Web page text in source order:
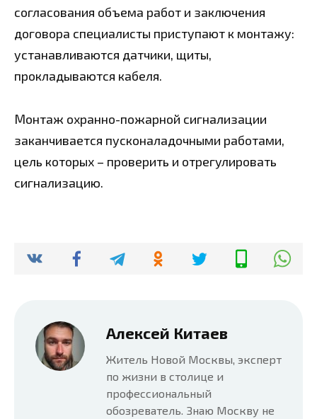
согласования объема работ и заключения
договора специалисты приступают к монтажу:
устанавливаются датчики, щиты,
прокладываются кабеля.
Монтаж охранно-пожарной сигнализации
заканчивается пусконаладочными работами,
цель которых – проверить и отрегулировать
сигнализацию.
Алексей Китаев
Житель Новой Москвы, эксперт
по жизни в столице и
профессиональный
обозреватель. Знаю Москву не